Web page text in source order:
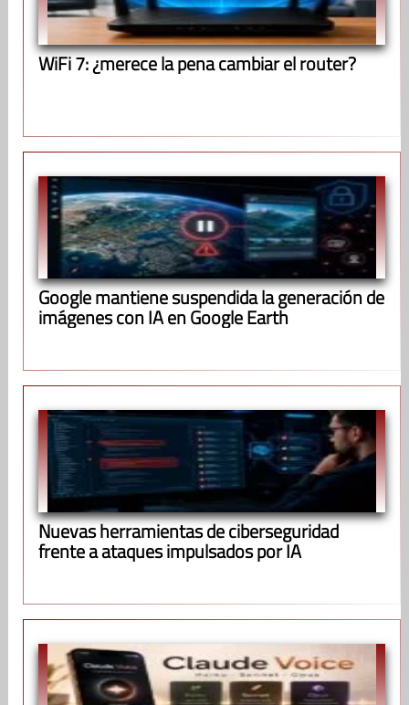
WiFi 7: ¿merece la pena cambiar el router?
Google mantiene suspendida la generación de
imágenes con IA en Google Earth
Nuevas herramientas de ciberseguridad
frente a ataques impulsados por IA